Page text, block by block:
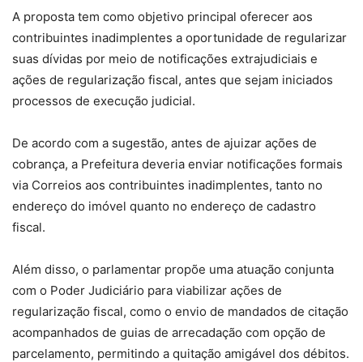
A proposta tem como objetivo principal oferecer aos
contribuintes inadimplentes a oportunidade de regularizar
suas dívidas por meio de notificações extrajudiciais e
ações de regularização fiscal, antes que sejam iniciados
processos de execução judicial.
De acordo com a sugestão, antes de ajuizar ações de
cobrança, a Prefeitura deveria enviar notificações formais
via Correios aos contribuintes inadimplentes, tanto no
endereço do imóvel quanto no endereço de cadastro
fiscal.
Além disso, o parlamentar propõe uma atuação conjunta
com o Poder Judiciário para viabilizar ações de
regularização fiscal, como o envio de mandados de citação
acompanhados de guias de arrecadação com opção de
parcelamento, permitindo a quitação amigável dos débitos.